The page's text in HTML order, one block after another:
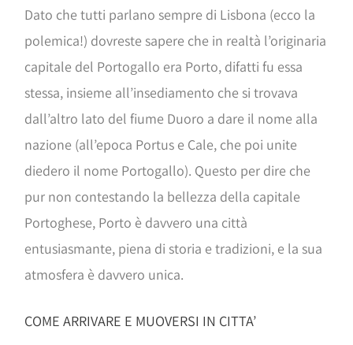
Dato che tutti parlano sempre di Lisbona (ecco la
polemica!) dovreste sapere che in realtà l’originaria
capitale del Portogallo era Porto, difatti fu essa
stessa, insieme all’insediamento che si trovava
dall’altro lato del fiume Duoro a dare il nome alla
nazione (all’epoca Portus e Cale, che poi unite
diedero il nome Portogallo). Questo per dire che
pur non contestando la bellezza della capitale
Portoghese, Porto è davvero una città
entusiasmante, piena di storia e tradizioni, e la sua
atmosfera è davvero unica.
COME ARRIVARE E MUOVERSI IN CITTA’